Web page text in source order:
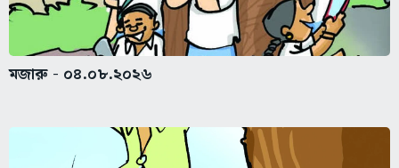
মজারু - ০৪.০৮.২০২৬